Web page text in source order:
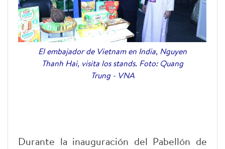
El embajador de Vietnam en India, Nguyen
Thanh Hai, visita los stands. Foto: Quang
Trung - VNA
Durante la inauguración del Pabellón de